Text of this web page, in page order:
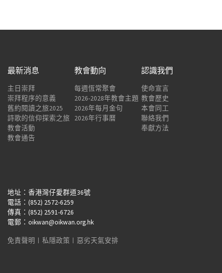
最新消息
主日崇拜
崇拜程序的意義
舊約閱讀之旅2025
詩歌的信仰探索之旅
教會活動
教會通告
教會動向
每週恆常聚會
2026-2028年教會主題
2026年每月金句
2026年行事曆
認識我們
使命宣言
教會歷史
本會同工
聯絡我們
奉獻方法
地址：香港灣仔愛群道36號
電話：(852) 2572-6259
傳真：(852) 2591-6726
電郵：oikwan@oikwan.org.hk
免責聲明 ︱ 私隱政策 ︱ 惡劣天氣安排